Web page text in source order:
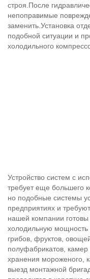
строя.После
непоправимые
заменить.Установка
подобной ситуации и
холодильного
Устройство систем с
требует еще большего
но подобные системы
предприятиях и
нашей компании
холодильную мощность
грибов, фруктов,
полуфабрикатов,
хранения мороженого,
выезд монтажной